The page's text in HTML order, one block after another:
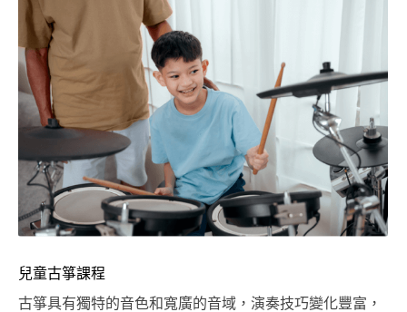
兒童古箏課程
古箏具有獨特的音色和寬廣的音域，演奏技巧變化豐富，